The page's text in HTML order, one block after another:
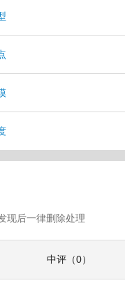
现后一律删除处理
中评（0）